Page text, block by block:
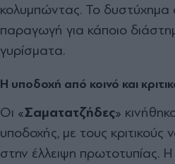
κολυμπώντας. Το δυστύχημα
παραγωγή για κάποιο
γυρίσματα.
Η υποδοχή από κοινό και
Οι «Σαματατζήδες»
υποδοχής, με τους κριτικούς
στην έλλειψη πρωτοτυπίας. Η